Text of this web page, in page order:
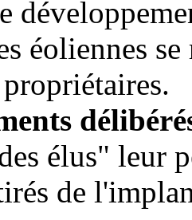
éoliennes
élus" leur
de